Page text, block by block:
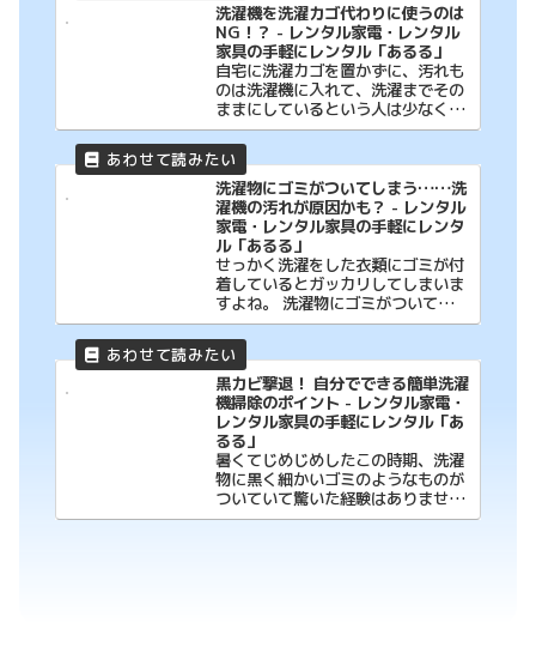
洗濯機を洗濯カゴ代わりに使うのは
NG！？ - レンタル家電・レンタル
家具の手軽にレンタル「あるる」
自宅に洗濯カゴを置かずに、汚れも
のは洗濯機に入れて、洗濯までその
ままにしているという人は少なくな
いようです。
洗濯物にゴミがついてしまう……洗
濯機の汚れが原因かも？ - レンタル
家電・レンタル家具の手軽にレンタ
ル「あるる」
せっかく洗濯をした衣類にゴミが付
着しているとガッカリしてしまいま
すよね。 洗濯物にゴミがついてしま
う原因は、も
黒カビ撃退！ 自分でできる簡単洗濯
機掃除のポイント - レンタル家電・
レンタル家具の手軽にレンタル「あ
るる」
暑くてじめじめしたこの時期、洗濯
物に黒く細かいゴミのようなものが
ついていて驚いた経験はありません
か？ 実はそれ